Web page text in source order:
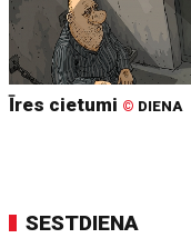
Īres cietumi © DIENA
SESTDIENA